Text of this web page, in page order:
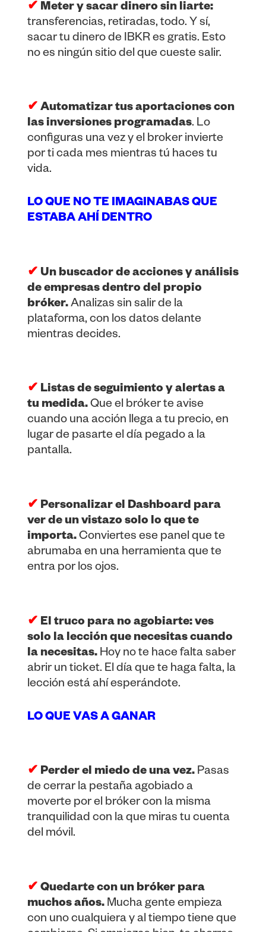
✔ Meter y sacar dinero sin liarte:
transferencias, retiradas, todo. Y sí,
sacar tu dinero de IBKR es gratis. Esto
no es ningún sitio del que cueste salir.
✔ Automatizar tus aportaciones con
las inversiones programadas. Lo
configuras una vez y el broker invierte
por ti cada mes mientras tú haces tu
vida.
LO QUE NO TE IMAGINABAS QUE
ESTABA AHÍ DENTRO
✔ Un buscador de acciones y análisis
de empresas dentro del propio
bróker.Analizas sin salir de la
plataforma, con los datos delante
mientras decides.
✔ Listas de seguimiento y alertas a
tu medida.Que el bróker te avise
cuando una acción llega a tu precio, en
lugar de pasarte el día pegado a la
pantalla.
✔ Personalizar el Dashboard para
ver de un vistazo solo lo que te
importa.Conviertes ese panel que te
abrumaba en una herramienta que te
entra por los ojos.
✔ El truco para no agobiarte: ves
solo la lección que necesitas cuando
la necesitas. Hoy no te hace falta saber
abrir un ticket. El día que te haga falta, la
lección está ahí esperándote.
LO QUE VAS A GANAR
✔ Perder el miedo de una vez. Pasas
de cerrar la pestaña agobiado a
moverte por el bróker con la misma
tranquilidad con la que miras tu cuenta
del móvil.
✔ Quedarte con un bróker para
muchos años. Mucha gente empieza
con uno cualquiera y al tiempo tiene que